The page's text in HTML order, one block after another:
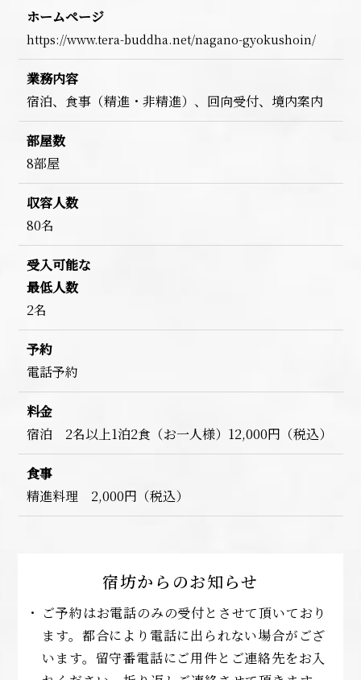
ホームページ
https://www.tera-buddha.net/nagano-gyokushoin/
業務内容
宿泊、食事（精進・非精進）、回向受付、境内案内
部屋数
8部屋
収容人数
80名
受入可能な
最低人数
2名
予約
電話予約
料金
宿泊 2名以上1泊2食（お一人様）12,000円（税込）
食事
精進料理 2,000円（税込）
宿坊からのお知らせ
ご予約はお電話のみの受付とさせて頂いており
ます。都合により電話に出られない場合がござ
います。留守番電話にご用件とご連絡先をお入